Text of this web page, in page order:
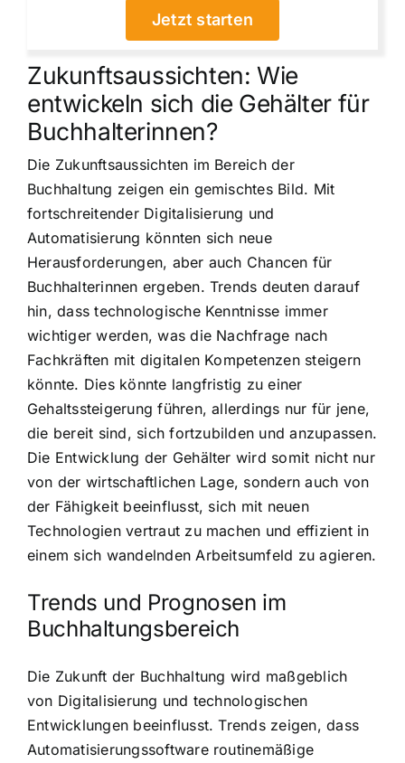
Jetzt starten
Zukunftsaussichten: Wie
entwickeln sich die Gehälter für
Buchhalterinnen?
Die Zukunftsaussichten im Bereich der
Buchhaltung zeigen ein gemischtes Bild. Mit
fortschreitender Digitalisierung und
Automatisierung könnten sich neue
Herausforderungen, aber auch Chancen für
Buchhalterinnen ergeben. Trends deuten darauf
hin, dass technologische Kenntnisse immer
wichtiger werden, was die Nachfrage nach
Fachkräften mit digitalen Kompetenzen steigern
könnte. Dies könnte langfristig zu einer
Gehaltssteigerung führen, allerdings nur für jene,
die bereit sind, sich fortzubilden und anzupassen.
Die Entwicklung der Gehälter wird somit nicht nur
von der wirtschaftlichen Lage, sondern auch von
der Fähigkeit beeinflusst, sich mit neuen
Technologien vertraut zu machen und effizient in
einem sich wandelnden Arbeitsumfeld zu agieren.
Trends und Prognosen im
Buchhaltungsbereich
Die Zukunft der Buchhaltung wird maßgeblich
von Digitalisierung und technologischen
Entwicklungen beeinflusst. Trends zeigen, dass
Automatisierungssoftware routinemäßige